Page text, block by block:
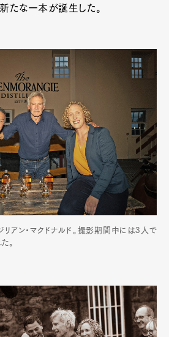
たな一本が誕生した。
リアン・マクドナルド。撮影期間中には3人で
。